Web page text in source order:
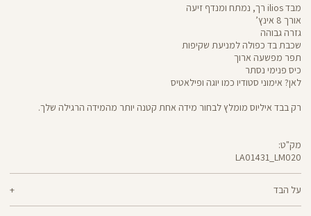
על הבד
מבד ilios רך, נמתח ומנדף זיעה
אורך 8 אינץ’
גזרה גבוהה
שכבת בד כפולה למניעת שקיפות
תפר מפשעה ארוך
כיס פנימי נסתר
לאן? אימוני סטודיו כמו יוגה ופילאטיס
רק בבד איליוס מומלץ לבחור מידה אחת קטנה יותר מהמידה הרגילה שלך.
מק"ט:
LA01431_LM020